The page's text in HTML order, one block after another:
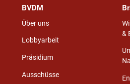
BVDM
Über uns
Lobbyarbeit
Präsidium
Ausschüsse
&